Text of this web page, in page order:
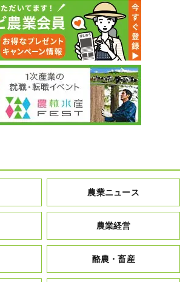
農業ニュース
農業経営
酪農・畜産